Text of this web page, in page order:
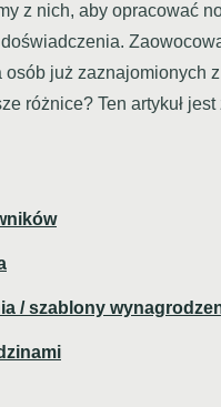
z nich, aby opracować
już zaznajomionych
różnice? Ten artykuł
/ szablony